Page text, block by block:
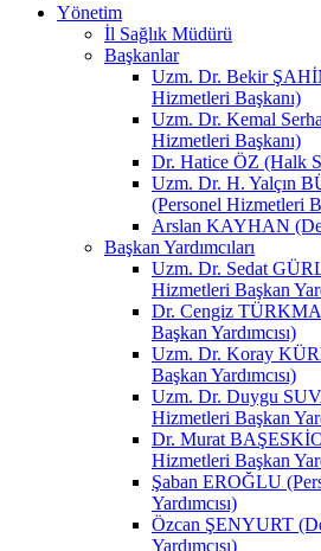
Yönetim
İl Sağlık Müdürü
Başkanlar
Uzm. Dr. Bekir
Hizmetleri Başkanı)
Uzm. Dr. Kemal
Hizmetleri Başkanı)
Dr. Hatice ÖZ (Halk
Uzm. Dr. H. Yalçın
(Personel Hizmetleri
Arslan KAYHAN
Başkan Yardımcıları
Uzm. Dr. Sedat
Hizmetleri Başkan
Dr. Cengiz
Başkan Yardımcısı)
Uzm. Dr. Koray
Başkan Yardımcısı)
Uzm. Dr. Duygu
Hizmetleri Başkan
Dr. Murat
Hizmetleri Başkan
Şaban EROĞLU
Yardımcısı)
Özcan ŞENYURT
Yardımcısı)